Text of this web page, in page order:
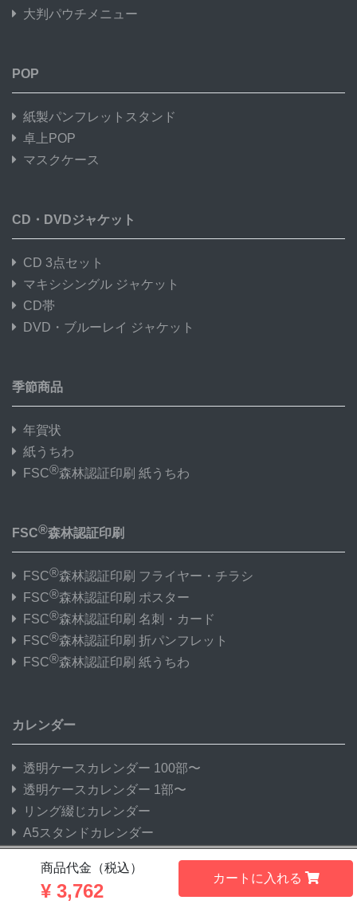
商品代金（税込）
¥ 3,762
カートに入れる
大判パウチメニュー
POP
紙製パンフレットスタンド
卓上POP
マスクケース
CD・DVDジャケット
CD 3点セット
マキシシングル ジャケット
CD帯
DVD・ブルーレイ ジャケット
季節商品
年賀状
紙うちわ
FSC®森林認証印刷 紙うちわ
FSC®森林認証印刷
FSC®森林認証印刷 フライヤー・チラシ
FSC®森林認証印刷 ポスター
FSC®森林認証印刷 名刺・カード
FSC®森林認証印刷 折パンフレット
FSC®森林認証印刷 紙うちわ
カレンダー
透明ケースカレンダー 100部〜
透明ケースカレンダー 1部〜
リング綴じカレンダー
A5スタンドカレンダー
中綴じ冊子カレンダー
プラホルダーカレンダー 25部〜